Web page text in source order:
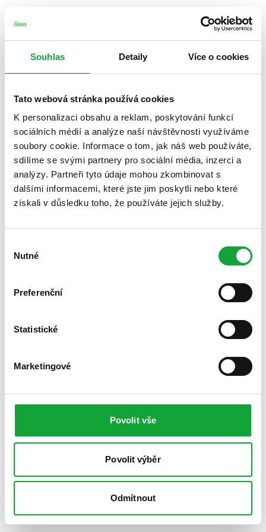
Souhlas Detaily Více o cookies
Tato webová stránka používá cookies
K personalizaci obsahu a reklam, poskytování funkcí
sociálních médií a analýze naší návštěvnosti využíváme
soubory cookie. Informace o tom, jak náš web používáte,
sdílíme se svými partnery pro sociální média, inzerci a
analýzy. Partneři tyto údaje mohou zkombinovat s
dalšími informacemi, které jste jim poskytli nebo které
získali v důsledku toho, že používáte jejich služby.
souhlasu
Nutné
Preferenční
Statistické
Marketingové
Povolit vše
Povolit výběr
Odmítnout